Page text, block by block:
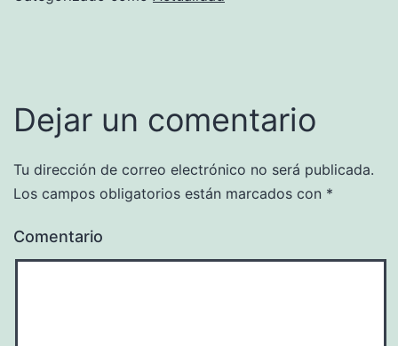
Dejar un comentario
Tu dirección de correo electrónico no será publicada.
Los campos obligatorios están marcados con *
Comentario